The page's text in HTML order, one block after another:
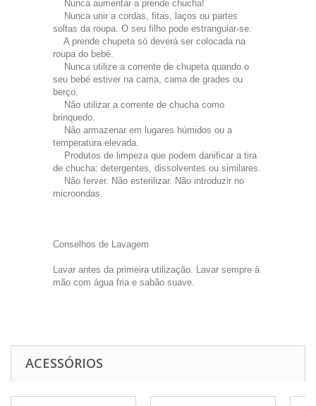
Nunca aumentar a prende chucha!
Nunca unir a cordas, fitas, laços ou partes
soltas da roupa. O seu filho pode estrangular-se.
A prende chupeta só deverá ser colocada na
roupa do bebé.
Nunca utilize a corrente de chupeta quando o
seu bebé estiver na cama, cama de grades ou
berço.
Não utilizar a corrente de chucha como
brinquedo.
Não armazenar em lugares húmidos ou a
temperatura elevada.
Produtos de limpeza que podem danificar a tira
de chucha: detergentes, dissolventes ou similares.
Não ferver. Não esterilizar. Não introduzir no
microondas.
Conselhos de Lavagem
Lavar antes da primeira utilização. Lavar sempre à
mão com água fria e sabão suave.
ACESSÓRIOS